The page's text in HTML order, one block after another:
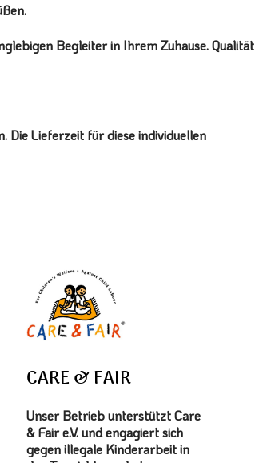
Begleiter in Ihrem Zuhause. Qualität
Die Lieferzeit für diese individuellen
CARE & FAIR
Unser Betrieb unterstützt Care
& Fair e.V. und engagiert sich
gegen illegale Kinderarbeit in